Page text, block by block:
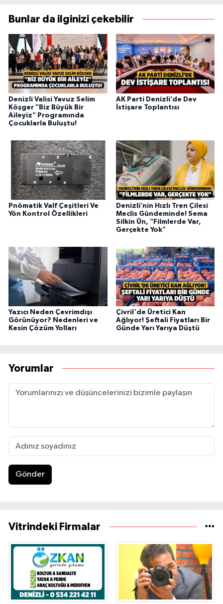
Bunlar da ilginizi çekebilir
Denizli Valisi Yavuz Selim
Köşger "Biz Büyük Bir
Aileyiz" Programında
Çocuklarla Buluştu!
AK Parti Denizli’de Dev
İstişare Toplantısı
Pnömatik Valf Çeşitleri Ve
Yön Kontrol Özellikleri
Denizli’nin Hızlı Tren Çilesi
Meclis Gündeminde! Sema
Silkin Ün, "Filmlerde Var,
Gerçekte Yok"
Yazıcı Neden Çevrimdışı
Görünüyor? Nedenleri ve
Kesin Çözüm Yolları
Çivril'de Üretici Kan
Ağlıyor! Şeftali Fiyatları Bir
Günde Yarı Yarıya Düştü
Yorumlar
Gönder
Vitrindeki Firmalar